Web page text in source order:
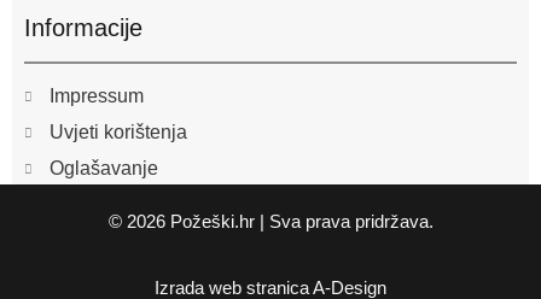
Informacije
Impressum
Uvjeti korištenja
Oglašavanje
© 2026 Požeški.hr | Sva prava pridržava.
Izrada web stranicaA-Design